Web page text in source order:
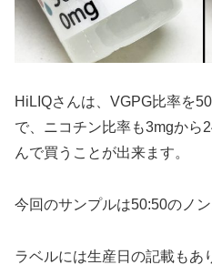
HiLIQさんは、VGPG比率を
で、ニコチン比率も3mgから
んで買うことが出来ます。
今回のサンプルは50:50のノン
ラベルには生産日の記載もあ